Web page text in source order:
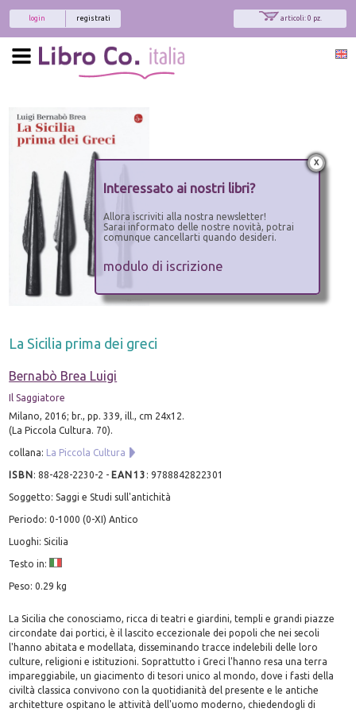
articoli: 0 pz.
registrati
login
La Sicilia prima dei greci
Bernabò Brea Luigi
Il Saggiatore
Milano, 2016; br., pp. 339, ill., cm 24x12.
(La Piccola Cultura. 70).
collana: La Piccola Cultura
ISBN:88-428-2230-2 - EAN13 :9788842822301
Soggetto: Saggi e Studi sull'antichità
Periodo: 0-1000 (0-XI) Antico
Luoghi: Sicilia
Testo in:
Peso: 0.29 kg
La Sicilia che conosciamo, ricca di teatri e giardini, templi e grandi piazze
circondate dai portici, è il lascito eccezionale dei popoli che nei secoli
l'hanno abitata e modellata, disseminando tracce indelebili delle loro
culture, religioni e istituzioni. Soprattutto i Greci l'hanno resa una terra
impareggiabile, un giacimento di tesori unico al mondo, dove i fasti della
civiltà classica convivono con la quotidianità del presente e le antiche
architetture ospitano le attività dell'uomo moderno, chiedendogli di
x
Interessato ai nostri libri?
Allora iscriviti alla nostra newsletter!
Sarai informato delle nostre novità, potrai
comunque cancellarti quando desideri.
modulo di iscrizione